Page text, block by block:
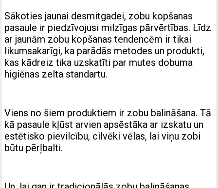
Sākoties jaunai desmitgadei, zobu kopšanas
pasaule ir piedzīvojusi milzīgas pārvērtības. Līdz
ar jaunām zobu kopšanas tendencēm ir tikai
likumsakarīgi, ka parādās metodes un produkti,
kas kādreiz tika uzskatīti par mutes dobuma
higiēnas zelta standartu.
Viens no šiem produktiem ir zobu balināšana. Tā
kā pasaule kļūst arvien apsēstāka ar izskatu un
estētisko pievilcību, cilvēki vēlas, lai viņu zobi
būtu pērļbalti.